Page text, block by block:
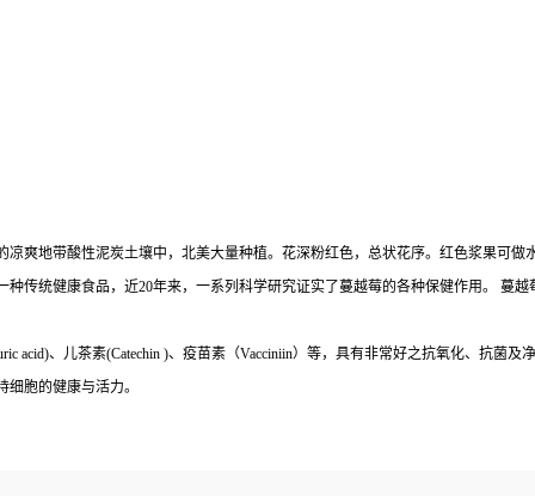
爽地带酸性泥炭土壤中，北美大量种植。花深粉红色，总状花序。红色浆果可做
传统健康食品，近20年来，一系列科学研究证实了蔓越莓的各种保健作用。 蔓
acid)、儿茶素(Catechin )、疫苗素（Vacciniin）等，具有非常好之抗氧化、抗
胞的健康与活力。